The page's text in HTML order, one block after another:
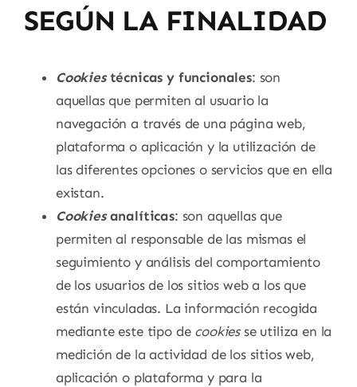
SEGÚN LA FINALIDAD
Cookiestécnicas y funcionales: son
aquellas que permiten al usuario la
navegación a través de una página web,
plataforma o aplicación y la utilización de
las diferentes opciones o servicios que en ella
existan.
Cookiesanalíticas: son aquellas que
permiten al responsable de las mismas el
seguimiento y análisis del comportamiento
de los usuarios de los sitios web a los que
están vinculadas. La información recogida
mediante este tipo de cookies se utiliza en la
medición de la actividad de los sitios web,
aplicación o plataforma y para la